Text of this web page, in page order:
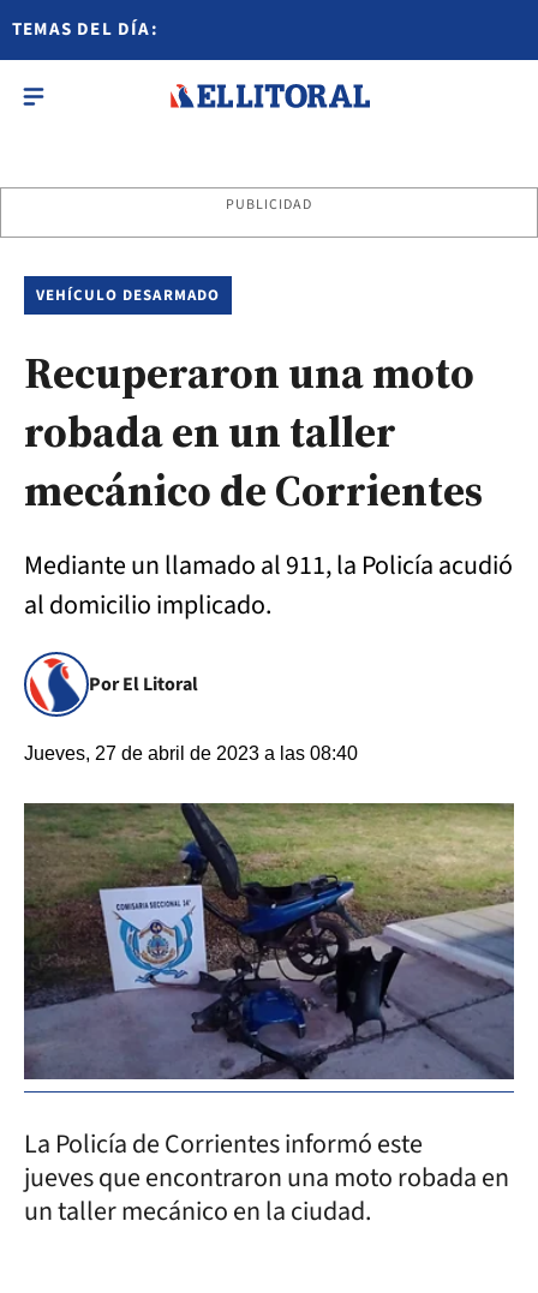
TEMAS DEL DÍA:
PUBLICIDAD
VEHÍCULO DESARMADO
Recuperaron una moto
robada en un taller
mecánico de Corrientes
Mediante un llamado al 911, la Policía acudió
al domicilio implicado.
Por El Litoral
Jueves, 27 de abril de 2023 a las 08:40
La Policía de Corrientes informó este
jueves que encontraron una moto robada en
un taller mecánico en la ciudad.